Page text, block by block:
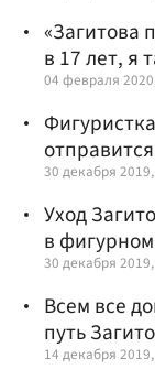
«Загитова
в 17 лет, я
04 февраля
30 декабря
Уход
в
30 декабря
Всем все
путь
14 декабря